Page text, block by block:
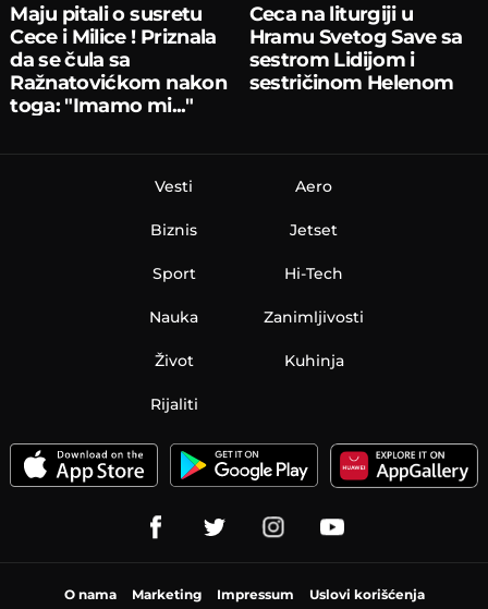
Maju pitali o susretu
Cece i Milice ! Priznala
da se čula sa
Ražnatovićkom nakon
toga: "Imamo mi..."
Ceca na liturgiji u
Hramu Svetog Save sa
sestrom Lidijom i
sestričinom Helenom
Vesti
Biznis
Sport
Nauka
Aero
Jetset
Hi-Tech
Zanimljivosti
Život Kuhinja
Rijaliti
O nama Marketing Impressum Uslovi korišćenja